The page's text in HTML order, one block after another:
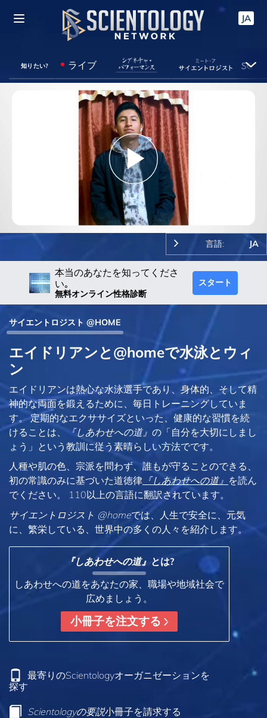
JA
知りたい? ライブ
Play
Video
言語: JA
本当のあなたを知ってくださ
い｡
無料オンライン性格診断
スタート
サイエントロジスト @HOME
エイドリアンと@homeで水泳とウィ
ン
エイドリアンは熱心な水泳選手であり、身体的、そして精
神的な両面を鍛えるために、毎日トレーニングしていま
す。 定期的なエクササイズといった、健康的な習慣を続
けることは、 『しあわせへの道』 の「自分を大切にしまし
ょう」という教訓に従う素晴らしい方法でです。
人種や肌の色、宗派を問わず、誰もが守ることのできる、
初の常識のみに基づいた道徳律 『しあわせへの道』 を読ん
でください。 110以上の言語に翻訳されています。
サイエントロジスト @homeでは、人生で安全に、元気
に、繁栄している、世界中の多くの人々を紹介します。
『しあわせへの道』 とは?
しあわせへの道をあなたの家、職場や地域社会で
広めましょう。
小冊子を注文する
最寄りのScientologyオーガニゼーションを
探す
Scientologyの要説小冊子を請求する